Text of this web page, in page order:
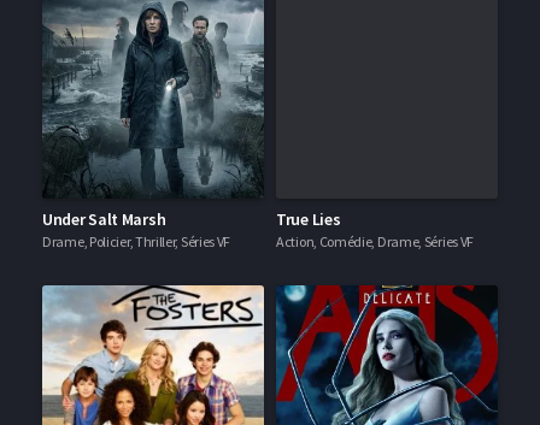
Under Salt Marsh
Drame, Policier, Thriller, Séries VF
True Lies
Action, Comédie, Drame, Séries VF